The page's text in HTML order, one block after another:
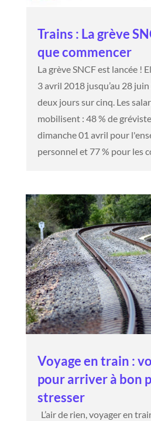
Trains : La grève
que commencer
La grève SNCF est lancée !
3 avril 2018 jusqu’au 28
deux jours sur cinq. Les
mobilisent : 48 % de
dimanche 01 avril pour
personnel et 77 % pour les
Voyage en train :
pour arriver à bon
stresser
L’air de rien, voyager en